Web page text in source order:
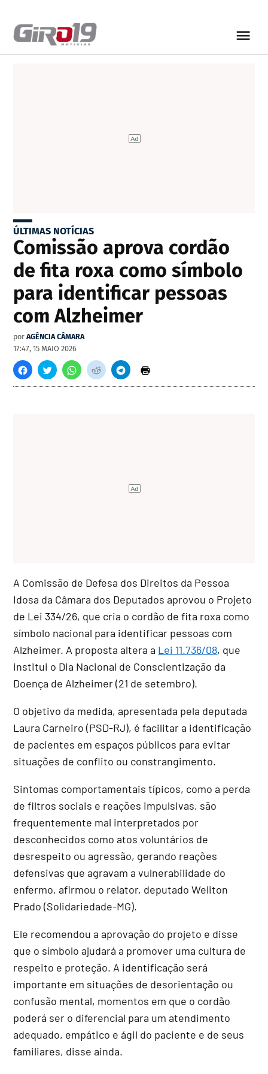
ÚLTIMAS NOTÍCIAS
Comissão aprova cordão
de fita roxa como símbolo
para identificar pessoas
com Alzheimer
por AGÊNCIA CÂMARA
17:47, 15 MAIO 2026
A Comissão de Defesa dos Direitos da Pessoa
Idosa da Câmara dos Deputados aprovou o Projeto
de Lei 334/26, que cria o cordão de fita roxa como
símbolo nacional para identificar pessoas com
Alzheimer. A proposta altera a Lei 11.736/08, que
institui o Dia Nacional de Conscientização da
Doença de Alzheimer (21 de setembro).
O objetivo da medida, apresentada pela deputada
Laura Carneiro (PSD-RJ), é facilitar a identificação
de pacientes em espaços públicos para evitar
situações de conflito ou constrangimento.
Sintomas comportamentais típicos, como a perda
de filtros sociais e reações impulsivas, são
frequentemente mal interpretados por
desconhecidos como atos voluntários de
desrespeito ou agressão, gerando reações
defensivas que agravam a vulnerabilidade do
enfermo, afirmou o relator, deputado Weliton
Prado (Solidariedade-MG).
Ele recomendou a aprovação do projeto e disse
que o símbolo ajudará a promover uma cultura de
respeito e proteção. A identificação será
importante em situações de desorientação ou
confusão mental, momentos em que o cordão
poderá ser o diferencial para um atendimento
adequado, empático e ágil do paciente e de seus
familiares, disse ainda.